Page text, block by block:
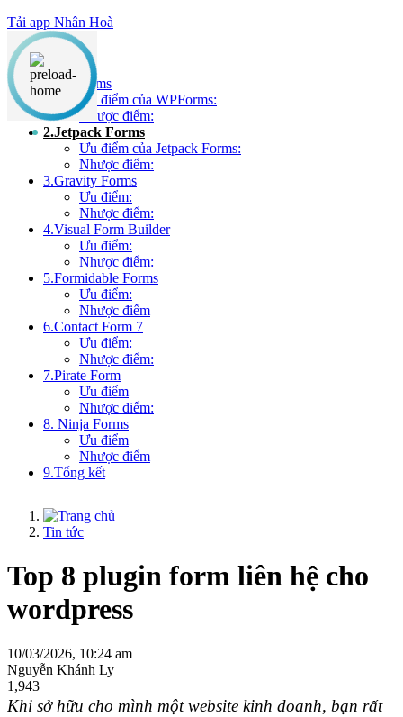
Tải app Nhân Hoà
Nội dung chính
1.WPForms
Ưu điểm của WPForms:
Nhược điểm:
2.Jetpack Forms
Ưu điểm của Jetpack Forms:
Nhược điểm:
3.Gravity Forms
Ưu điểm:
Nhược điểm:
4.Visual Form Builder
Ưu điểm:
Nhược điểm:
5.Formidable Forms
Ưu điểm:
Nhược điểm
6.Contact Form 7
Ưu điểm:
Nhược điểm:
7.Pirate Form
Ưu điểm
Nhược điểm:
8. Ninja Forms
Ưu điểm
Nhược điểm
9.Tổng kết
Tin tức
Top 8 plugin form liên hệ cho
wordpress
10/03/2026, 10:24 am
Nguyễn Khánh Ly
1,943
Khi sở hữu cho mình một website kinh doanh, bạn rất